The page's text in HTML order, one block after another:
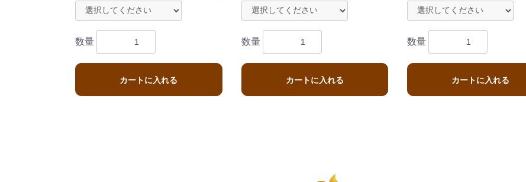
数量
カートに入れる
数量
カートに入れる
数量
カートに入れる